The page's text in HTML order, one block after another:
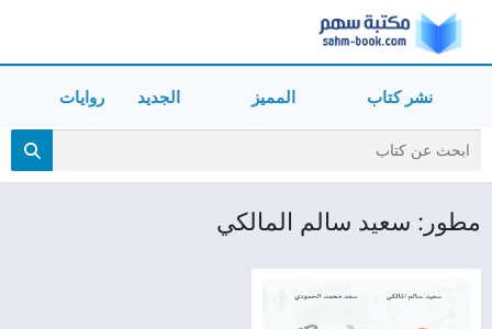
نشر كتاب المميز الجديد روايات
مطور: سعيد سالم المالكي